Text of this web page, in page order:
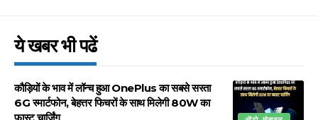
ये खबर भी पढें
कौड़ियों के भाव में लॉन्च हुआ OnePlus का सबसे सस्ता
6G स्मार्टफोन, बेहत्तर फिचरों के साथ मिलेगी 80W का